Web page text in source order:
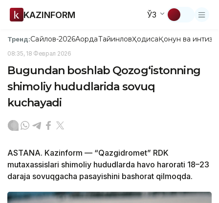
KAZINFORM ЎЗ
Тренд:Сайлов-2026АқордаТайинловҲодисаҚонун ва
08:35, 18 Феврал 2026
Bugundan boshlab Qozog‘istonning
shimoliy hududlarida sovuq
kuchayadi
ASTANA. Kazinform — “Qazgidromet” RDK
mutaxassislari shimoliy hududlarda havo harorati 18–23
daraja sovuqgacha pasayishini bashorat qilmoqda.